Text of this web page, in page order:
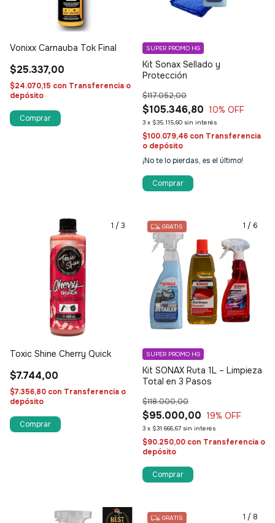
Vonixx Carnauba Tok Final
$25.337,00
$24.070,15 con Transferencia o
depósito
Kit Sonax Sellado y
Protección
$105.346,80
$117.052,00
10% OFF
3 x $35.115,60 sin interés
SUPER PROMO HG
$100.079,46 con Transferencia
o depósito
¡No te lo pierdas, es el último!
1 / 3
Toxic Shine Cherry Quick
$7.744,00
$7.356,80 con Transferencia o
depósito
Comprar
1 / 6
GRATIS
Kit SONAX Ruta 1L – Limpieza
Total en 3 Pasos
$95.000,00
$118.000,00
19% OFF
3 x $31.666,67 sin interés
SUPER PROMO HG
$90.250,00 con Transferencia o
depósito
1/3 1 / 8
GRATIS